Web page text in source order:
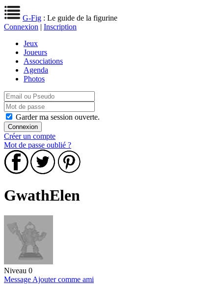
G-Fig : Le guide de la figurine
Connexion | Inscription
Jeux
Joueurs
Associations
Agenda
Photos
Garder ma session ouverte.
Créer un compte
Mot de passe oublié ?
GwathElen
Niveau 0
Message Ajouter comme ami